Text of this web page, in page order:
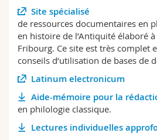
Recherche
Université
Formation continue
Droit
Sciences économiques et
Lettres et sciences humaines
Sciences de l'éducation et de la
Futurs étudiants
Etudiants
Médias
Chercheurs
Ressources
Annuaire du personnel
Plan d'accès
Bibliothèques
Site spécialisé
de ressources documentaires en
en histoire de l’Antiquité élaboré
Fribourg. Ce site est très complet
conseils d’utilisation de bases de
Latinum electronicum
Aide-mémoire pour la
en philologie classique.
Lectures individuelles